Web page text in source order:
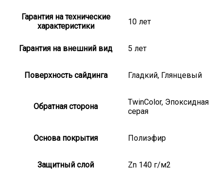
Гарантия на технические
характеристики
10 лет
Гарантия на внешний вид 5 лет
Поверхность сайдинга Гладкий, Глянцевый
Обратная сторона
TwinColor, Эпоксидная
серая
Основа покрытия Полиэфир
Защитный слой Zn 140 г/м2